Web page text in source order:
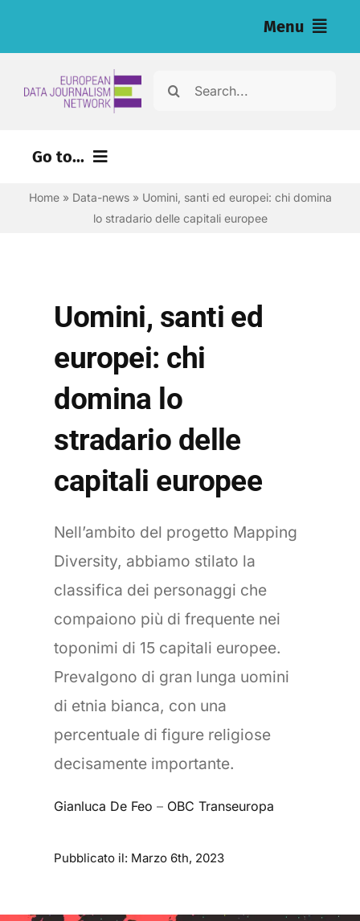
Menu
Cerca
Go to...
Home» Data-news» Uomini, santi ed europei: chi domina
lo stradario delle capitali europee
Uomini, santi ed
europei: chi
domina lo
stradario delle
capitali europee
Nell’ambito del progetto Mapping
Diversity, abbiamo stilato la
classifica dei personaggi che
compaiono più di frequente nei
toponimi di 15 capitali europee.
Prevalgono di gran lunga uomini
di etnia bianca, con una
percentuale di figure religiose
decisamente importante.
Gianluca De Feo – OBC Transeuropa
Pubblicato il: Marzo 6th, 2023